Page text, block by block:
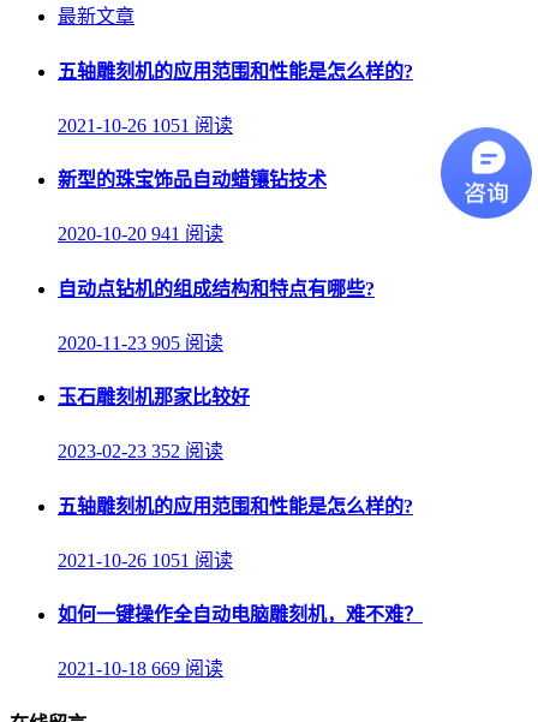
最新文章
五轴雕刻机的应用范围和性能是怎么样的?
2021-10-26 1051 阅读
新型的珠宝饰品自动蜡镶钻技术
2020-10-20 941 阅读
自动点钻机的组成结构和特点有哪些?
2020-11-23 905 阅读
玉石雕刻机那家比较好
2023-02-23 352 阅读
五轴雕刻机的应用范围和性能是怎么样的?
2021-10-26 1051 阅读
如何一键操作全自动电脑雕刻机，难不难？
2021-10-18 669 阅读